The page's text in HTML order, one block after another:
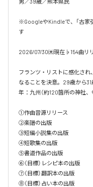
※GoogleやKindleで、「古家
す
2026/07/30㈭現在♭154曲リ
フランツ・リストに感化さ
なることを決意。29歳から
年：九州（約120箇所の神社、
①作曲音源リリース
②楽譜の出版
③短編小説集の出版
④短歌集の出版
⑤書道作品の出版
⑥（目標）レシピ本の出版
⑦（目標）翻訳本の出版
⑧（目標）占い本の出版